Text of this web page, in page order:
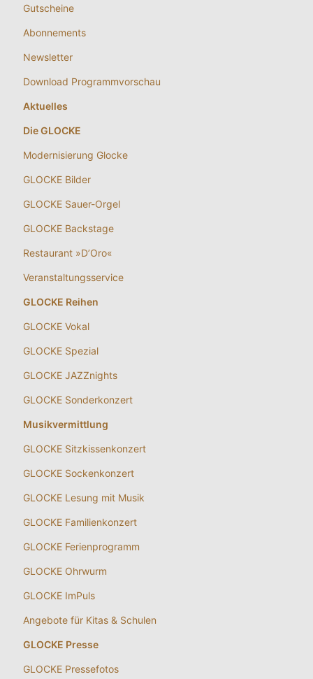
Gutscheine
Abonnements
Newsletter
Download Programmvorschau
Aktuelles
Die GLOCKE
Modernisierung Glocke
GLOCKE Bilder
GLOCKE Sauer-Orgel
GLOCKE Backstage
Restaurant »D’Oro«
Veranstaltungsservice
GLOCKE Reihen
GLOCKE Vokal
GLOCKE Spezial
GLOCKE JAZZnights
GLOCKE Sonderkonzert
Musikvermittlung
GLOCKE Sitzkissenkonzert
GLOCKE Sockenkonzert
GLOCKE Lesung mit Musik
GLOCKE Familienkonzert
GLOCKE Ferienprogramm
GLOCKE Ohrwurm
GLOCKE ImPuls
Angebote für Kitas & Schulen
GLOCKE Presse
GLOCKE Pressefotos